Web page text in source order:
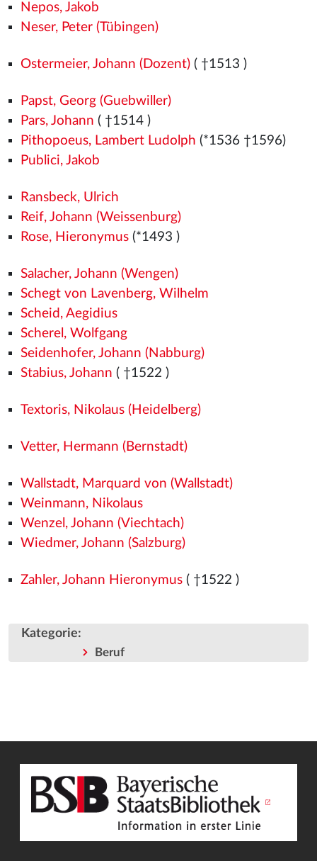
Nepos, Jakob
Neser, Peter (Tübingen)
Ostermeier, Johann (Dozent)( †1513 )
Papst, Georg (Guebwiller)
Pars, Johann ( †1514 )
Pithopoeus, Lambert Ludolph (*1536 †1596)
Publici, Jakob
Ransbeck, Ulrich
Reif, Johann (Weissenburg)
Rose, Hieronymus(*1493 )
Salacher, Johann (Wengen)
Schegt von Lavenberg, Wilhelm
Scheid, Aegidius
Scherel, Wolfgang
Seidenhofer, Johann (Nabburg)
Stabius, Johann ( †1522 )
Textoris, Nikolaus (Heidelberg)
Vetter, Hermann (Bernstadt)
Wallstadt, Marquard von (Wallstadt)
Weinmann, Nikolaus
Wenzel, Johann (Viechtach)
Wiedmer, Johann (Salzburg)
Zahler, Johann Hieronymus( †1522 )
Kategorie:
Beruf